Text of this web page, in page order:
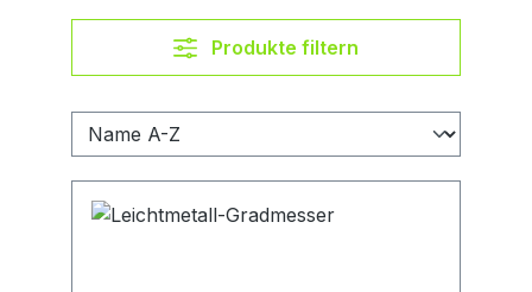
Produkte filtern